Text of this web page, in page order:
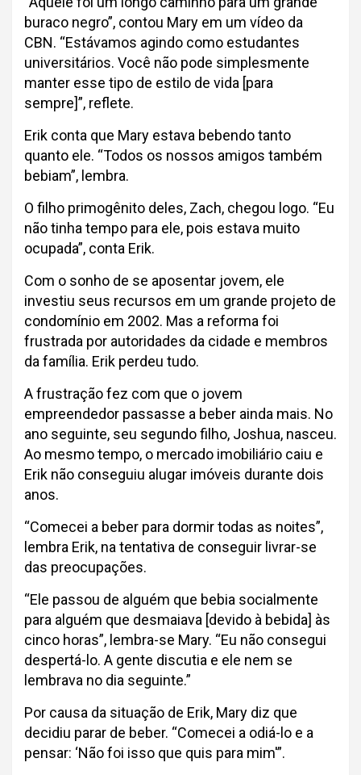
buraco negro”, contou Mary em um vídeo da
CBN. “Estávamos agindo como estudantes
universitários. Você não pode simplesmente
manter esse tipo de estilo de vida [para
sempre]”, reflete.
Erik conta que Mary estava bebendo tanto
quanto ele. “Todos os nossos amigos também
bebiam”, lembra.
O filho primogênito deles, Zach, chegou logo. “Eu
não tinha tempo para ele, pois estava muito
ocupada”, conta Erik.
Com o sonho de se aposentar jovem, ele
investiu seus recursos em um grande projeto de
condomínio em 2002. Mas a reforma foi
frustrada por autoridades da cidade e membros
da família. Erik perdeu tudo.
A frustração fez com que o jovem
empreendedor passasse a beber ainda mais. No
ano seguinte, seu segundo filho, Joshua, nasceu.
Ao mesmo tempo, o mercado imobiliário caiu e
Erik não conseguiu alugar imóveis durante dois
anos.
“Comecei a beber para dormir todas as noites”,
lembra Erik, na tentativa de conseguir livrar-se
das preocupações.
“Ele passou de alguém que bebia socialmente
para alguém que desmaiava [devido à bebida] às
cinco horas”, lembra-se Mary. “Eu não consegui
despertá-lo. A gente discutia e ele nem se
lembrava no dia seguinte.”
Por causa da situação de Erik, Mary diz que
decidiu parar de beber. “Comecei a odiá-lo e a
pensar: ‘Não foi isso que quis para mim'”.